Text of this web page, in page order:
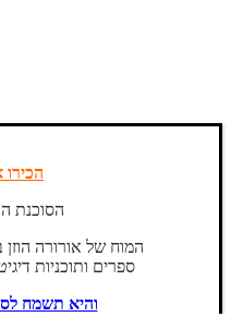
הסוכנת
המוח של אורורה
ספרים ותוכניות
והיא תשמח